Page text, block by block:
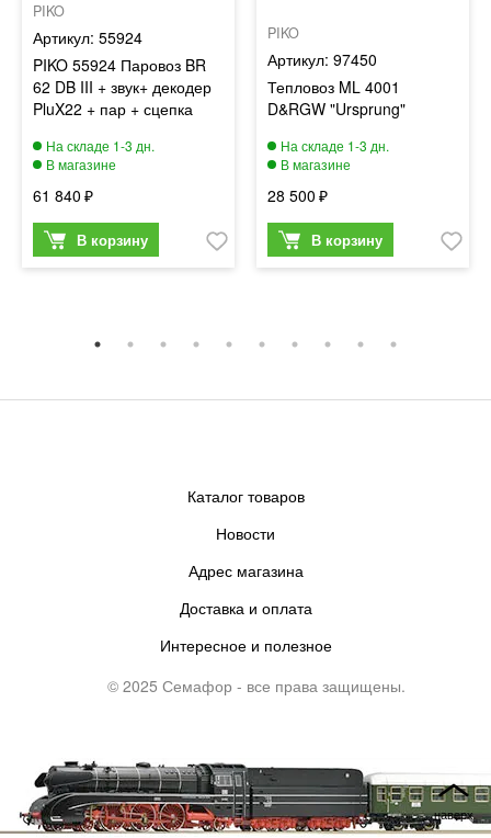
PIKO
55924
PIKO 55924 Паровоз BR
62 DB III + звук+ декодер
PluX22 + пар + сцепка
61 840
PIKO
97450
Тепловоз ML 4001
D&RGW "Ursprung"
28 500
Каталог товаров
Новости
Адрес магазина
Доставка и оплата
Интересное и полезное
© 2025 Семафор - все права защищены.